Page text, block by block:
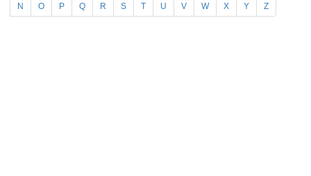
N O P Q R S T U V W X Y Z